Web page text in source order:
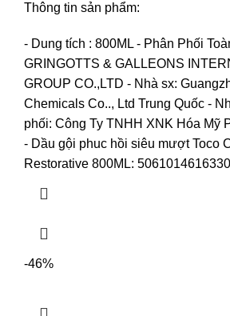
Thông tin sản phẩm:
- Dung tích : 800ML - Phân Phối
GRINGOTTS & GALLEONS
GROUP CO.,LTD - Nhà sx:
Chemicals Co.., Ltd Trung Quốc -
phối: Công Ty TNHH XNK Hóa Mỹ
- Dầu gội phuc hồi siêu mượt Toco
Restorative 800ML: 5061014616330
-46%